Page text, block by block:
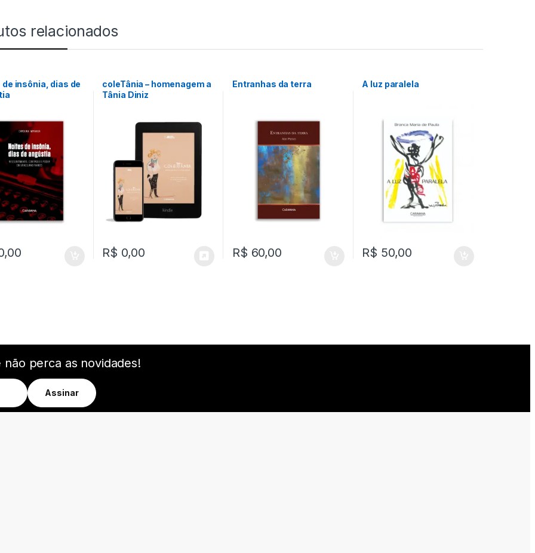
relacionados
insônia, dias de
coleTânia – homenagem a
Tânia Diniz
R$ 0,00
Entranhas da terra
R$ 60,00
A luz paralela
R$ 50,00
perca as novidades!